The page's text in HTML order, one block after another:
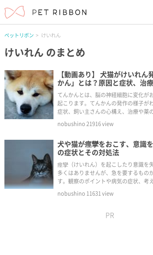
ペットリボン けいれん
けいれん のまとめ
【動画あり】 犬猫がけいれ
かん」とは？原因と症状、治
ついて徹底解剖！
てんかんとは、脳の神経細胞に変化が
起こります。てんかんの発作の様子が
症状、飼い主さんの心構え、治療や薬
介します。
nobushino21916view
犬や猫が痙攣をおこす、意識
の症状とその対処法
痙攣（けいれん）を起こしたり意識を
多くはありませんが、急を要するもの
す。観察のポイントや病気の症状、考
ます。
nobushino 11631view
PR